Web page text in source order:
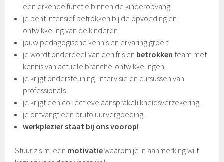
een erkende functie binnen de kinderopvang.
je bent intensief betrokken bij de opvoeding en
ontwikkeling van de kinderen.
jouw pedagogische kennis en ervaring groeit.
je wordt onderdeel van een fris en betrokken team met
kennis van actuele branche-ontwikkelingen.
je krijgt ondersteuning, intervisie en cursussen van
professionals.
je krijgt een collectieve aansprakelijkheidsverzekering.
je ontvangt een bruto uurvergoeding.
werkplezier staat bij ons voorop!
Stuur z.s.m. een motivatiewaarom je in aanmerking wilt